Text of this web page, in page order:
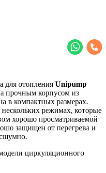
для отопления Unipump
прочным корпусом из
в компактных размерах.
режимах, которые
хорошо просматриваемой
защищен от перегрева и
циркуляционного